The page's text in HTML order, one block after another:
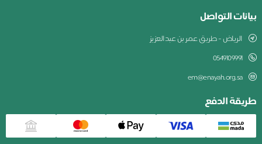
بيانات التواصل
الرياض - طريق عمر بن عبدالعزيز
0549109991
em@enayah.org.sa
طريقة الدفع